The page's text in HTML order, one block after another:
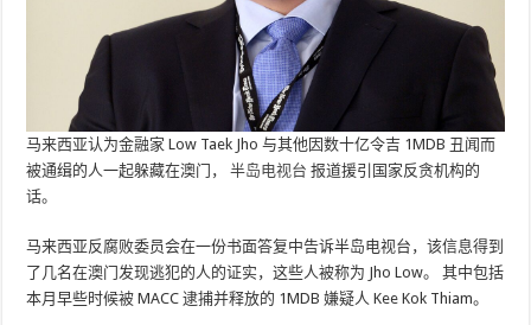
马来西亚认为金融家 Low Taek Jho 与其他因数十亿令吉 1MDB 丑闻而
被通缉的人一起躲藏在澳门，半岛电视台 报道援引国家反贪机构的
话。
马来西亚反腐败委员会在一份书面答复中告诉半岛电视台，该信息得到
了几名在澳门发现逃犯的人的证实，这些人被称为 Jho Low。 其中包括
本月早些时候被 MACC 逮捕并释放的 1MDB 嫌疑人 Kee Kok Thiam。